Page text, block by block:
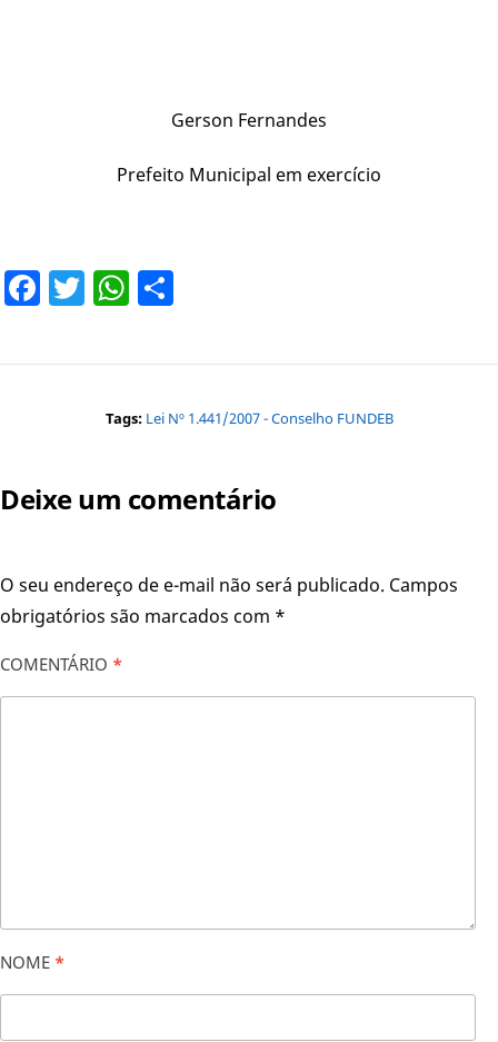
Gerson Fernandes
Prefeito Municipal em exercício
Facebook
TwitterWhatsApp
Tags: Lei Nº 1.441/2007 - Conselho FUNDEB
Deixe um comentário
O seu endereço de e-mail não será publicado. Campos
obrigatórios são marcados com *
COMENTÁRIO *
NOME *